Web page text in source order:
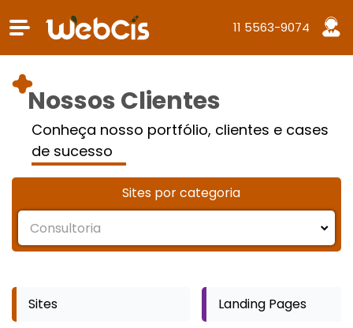
11 5563-9074
Nossos Clientes
Conheça nosso portfólio, clientes e cases
de sucesso
Sites por categoria
Sites Landing Pages